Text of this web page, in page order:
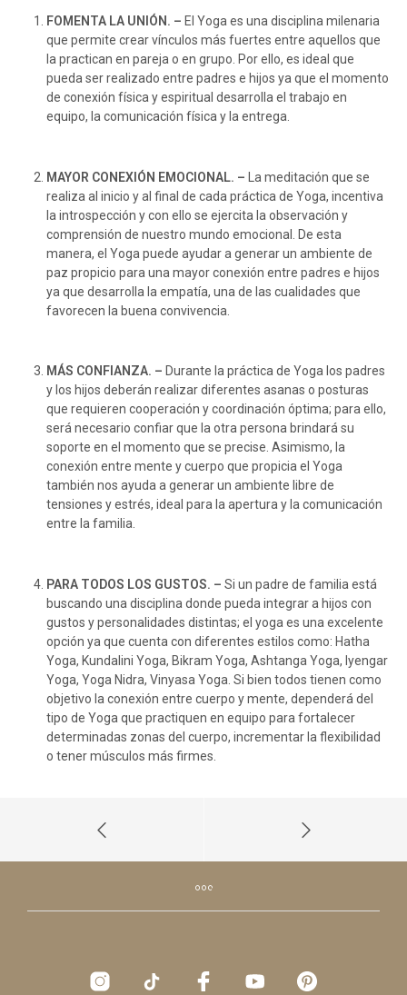
FOMENTA LA UNIÓN. – El Yoga es una disciplina milenaria
que permite crear vínculos más fuertes entre aquellos que
la practican en pareja o en grupo. Por ello, es ideal que
pueda ser realizado entre padres e hijos ya que el momento
de conexión física y espiritual desarrolla el trabajo en
equipo, la comunicación física y la entrega.
MAYOR CONEXIÓN EMOCIONAL. –
La meditación que se
realiza al inicio y al final de cada práctica de Yoga, incentiva
la introspección y con ello se ejercita la observación y
comprensión de nuestro mundo emocional. De esta
manera, el Yoga puede ayudar a generar un ambiente de
paz propicio para una mayor conexión entre padres e hijos
ya que desarrolla la empatía, una de las cualidades que
favorecen la buena convivencia.
MÁS CONFIANZA. – Durante la práctica de Yoga los padres
y los hijos deberán realizar diferentes asanas o posturas
que requieren cooperación y coordinación óptima; para ello,
será necesario confiar que la otra persona brindará su
soporte en el momento que se precise. Asimismo, la
conexión entre mente y cuerpo que propicia el Yoga
también nos ayuda a generar un ambiente libre de
tensiones y estrés, ideal para la apertura y la comunicación
entre la familia.
PARA TODOS LOS GUSTOS. – Si un padre de familia está
buscando una disciplina donde pueda integrar a hijos con
gustos y personalidades distintas; el yoga es una excelente
opción ya que cuenta con diferentes estilos como: Hatha
Yoga, Kundalini Yoga, Bikram Yoga, Ashtanga Yoga, Iyengar
Yoga, Yoga Nidra, Vinyasa Yoga. Si bien todos tienen como
objetivo la conexión entre cuerpo y mente, dependerá del
tipo de Yoga que practiquen en equipo para fortalecer
determinadas zonas del cuerpo, incrementar la flexibilidad
o tener músculos más firmes.